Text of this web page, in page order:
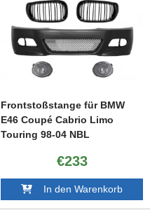
Frontstoßstange für BMW
E46 Coupé Cabrio Limo
Touring 98-04 NBL
€233
In den Warenkorb